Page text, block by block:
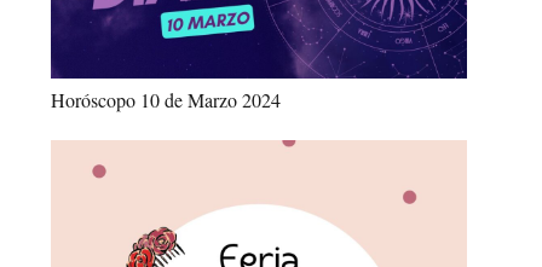
Horóscopo 10 de Marzo 2024